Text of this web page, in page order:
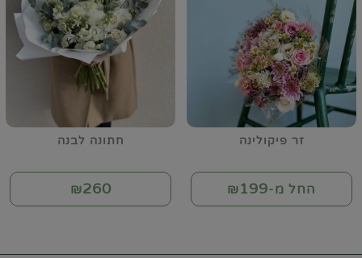
זר פיקולינה
החל מ-₪199
חתונה לבנה
₪260